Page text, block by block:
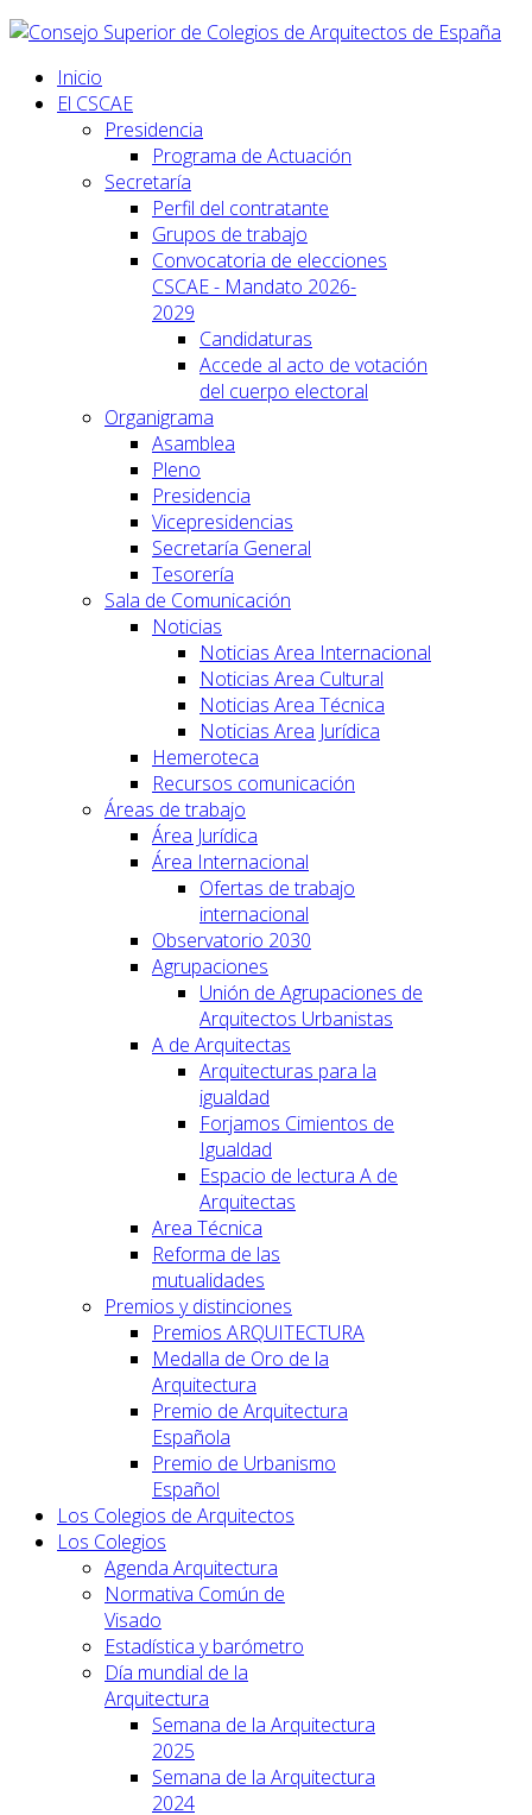
Inicio
El CSCAE
Presidencia
Programa de Actuación
Secretaría
Perfil del contratante
Grupos de trabajo
Convocatoria de elecciones
CSCAE - Mandato 2026-
2029
Candidaturas
Accede al acto de votación
del cuerpo electoral
Organigrama
Asamblea
Pleno
Presidencia
Vicepresidencias
Secretaría General
Tesorería
Sala de Comunicación
Noticias
Noticias Area Internacional
Noticias Area Cultural
Noticias Area Técnica
Noticias Area Jurídica
Hemeroteca
Recursos comunicación
Áreas de trabajo
Área Jurídica
Área Internacional
Ofertas de trabajo
internacional
Observatorio 2030
Agrupaciones
Unión de Agrupaciones de
Arquitectos Urbanistas
A de Arquitectas
Arquitecturas para la
igualdad
Forjamos Cimientos de
Igualdad
Espacio de lectura A de
Arquitectas
Area Técnica
Reforma de las
mutualidades
Premios y distinciones
Premios ARQUITECTURA
Medalla de Oro de la
Arquitectura
Premio de Arquitectura
Española
Premio de Urbanismo
Español
Los Colegios de Arquitectos
Los Colegios
Agenda Arquitectura
Normativa Común de
Visado
Estadística y barómetro
Día mundial de la
Arquitectura
Semana de la Arquitectura
2025
Semana de la Arquitectura
2024